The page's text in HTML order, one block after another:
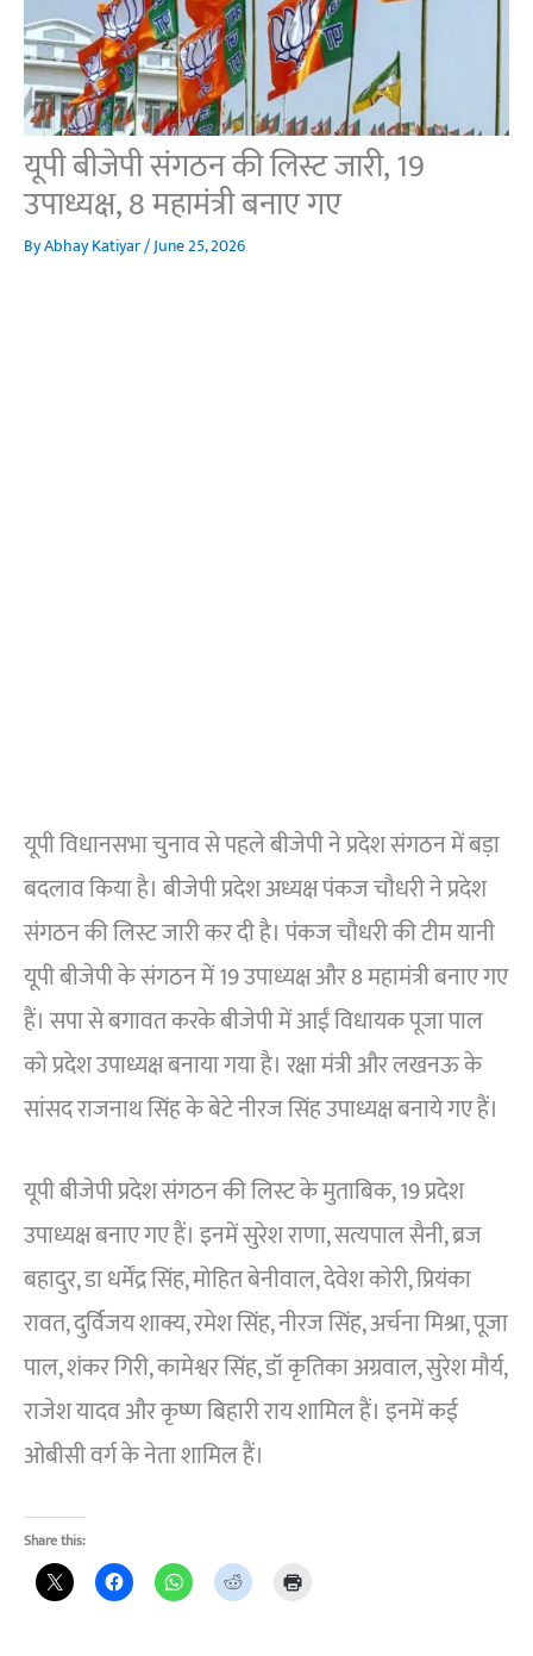
यूपी बीजेपी संगठन की लिस्ट जारी, 19
उपाध्यक्ष, 8 महामंत्री बनाए गए
ByAbhay Katiyar/June 25, 2026
यूपी विधानसभा चुनाव से पहले बीजेपी ने प्रदेश संगठन में बड़ा
बदलाव किया है। बीजेपी प्रदेश अध्यक्ष पंकज चौधरी ने प्रदेश
संगठन की लिस्ट जारी कर दी है। पंकज चौधरी की टीम यानी
यूपी बीजेपी के संगठन में 19 उपाध्यक्ष और 8 महामंत्री बनाए गए
हैं। सपा से बगावत करके बीजेपी में आईं विधायक पूजा पाल
को प्रदेश उपाध्यक्ष बनाया गया है। रक्षा मंत्री और लखनऊ के
सांसद राजनाथ सिंह के बेटे नीरज सिंह उपाध्यक्ष बनाये गए हैं।
यूपी बीजेपी प्रदेश संगठन की लिस्ट के मुताबिक, 19 प्रदेश
उपाध्यक्ष बनाए गए हैं। इनमें सुरेश राणा, सत्यपाल सैनी, ब्रज
बहादुर, डा धर्मेंद्र सिंह, मोहित बेनीवाल, देवेश कोरी, प्रियंका
रावत, दुर्विजय शाक्य, रमेश सिंह, नीरज सिंह, अर्चना मिश्रा, पूजा
पाल, शंकर गिरी, कामेश्वर सिंह, डॉ कृतिका अग्रवाल, सुरेश मौर्य,
राजेश यादव और कृष्ण बिहारी राय शामिल हैं। इनमें कई
ओबीसी वर्ग के नेता शामिल हैं।
Share this: